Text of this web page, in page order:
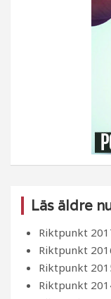
Läs äldre
Riktpunkt
Riktpunkt
Riktpunkt
Riktpunkt